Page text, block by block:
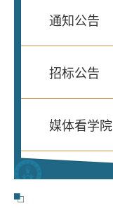
通知公告
招标公告
媒体看学院